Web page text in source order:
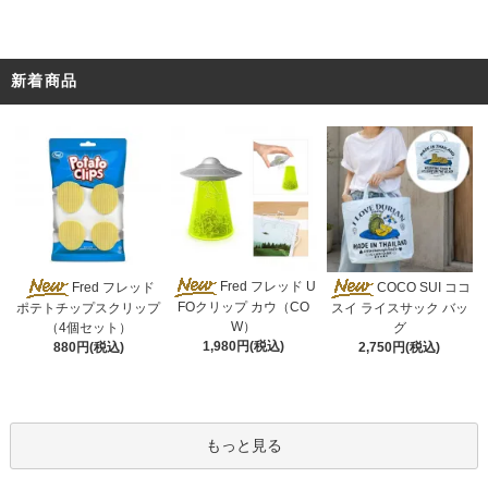
新着商品
Fred フレッド
ポテトチップスクリップ
（4個セット）
880円(税込)
Fred フレッド U
FOクリップ カウ（CO
W）
1,980円(税込)
COCO SUI ココ
スイ ライスサック バッ
グ
2,750円(税込)
もっと見る